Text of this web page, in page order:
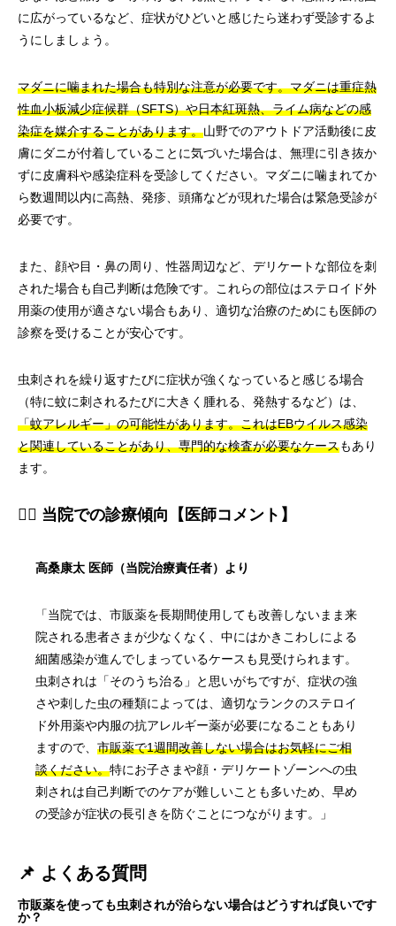
に広がっているなど、症状がひどいと感じたら迷わず受診するよ
うにしましょう。
マダニに噛まれた場合も特別な注意が必要です。マダニは重症熱
性血小板減少症候群（SFTS）や日本紅斑熱、ライム病などの感
染症を媒介することがあります。山野でのアウトドア活動後に皮
膚にダニが付着していることに気づいた場合は、無理に引き抜か
ずに皮膚科や感染症科を受診してください。マダニに噛まれてか
ら数週間以内に高熱、発疹、頭痛などが現れた場合は緊急受診が
必要です。
また、顔や目・鼻の周り、性器周辺など、デリケートな部位を刺
された場合も自己判断は危険です。これらの部位はステロイド外
用薬の使用が適さない場合もあり、適切な治療のためにも医師の
診察を受けることが安心です。
虫刺されを繰り返すたびに症状が強くなっていると感じる場合
（特に蚊に刺されるたびに大きく腫れる、発熱するなど）は、
「蚊アレルギー」の可能性があります。これはEBウイルス感染
と関連していることがあり、専門的な検査が必要なケースもあり
ます。
👨‍⚕️ 当院での診療傾向【医師コメント】
高桑康太 医師（当院治療責任者）より
「当院では、市販薬を長期間使用しても改善しないまま来
院される患者さまが少なくなく、中にはかきこわしによる
細菌感染が進んでしまっているケースも見受けられます。
虫刺されは「そのうち治る」と思いがちですが、症状の強
さや刺した虫の種類によっては、適切なランクのステロイ
ド外用薬や内服の抗アレルギー薬が必要になることもあり
ますので、 市販薬で1週間改善しない場合はお気軽にご相
談ください。特にお子さまや顔・デリケートゾーンへの虫
刺されは自己判断でのケアが難しいことも多いため、早め
の受診が症状の長引きを防ぐことにつながります。」
📌 よくある質問
市販薬を使っても虫刺されが治らない場合はどうすれば良いです
か？